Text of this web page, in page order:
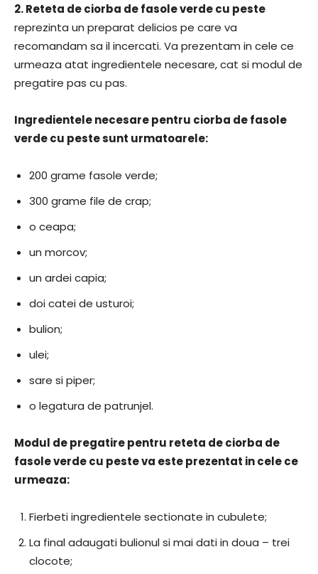
2.Reteta de ciorba de fasole verde cu peste
reprezinta un preparat delicios pe care va
recomandam sa il incercati. Va prezentam in cele ce
urmeaza atat ingredientele necesare, cat si modul de
pregatire pas cu pas.
Ingredientele necesare pentru ciorba de fasole
verde cu peste sunt urmatoarele:
200 grame fasole verde;
300 grame file de crap;
o ceapa;
un morcov;
un ardei capia;
doi catei de usturoi;
bulion;
ulei;
sare si piper;
o legatura de patrunjel.
Modul de pregatire pentru reteta de ciorba de
fasole verde cu peste va este prezentat in cele ce
urmeaza:
Fierbeti ingredientele sectionate in cubulete;
La final adaugati bulionul si mai dati in doua – trei
clocote;